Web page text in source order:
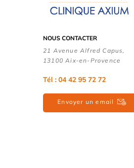
NOUS CONTACTER
21 Avenue Alfred Capus,
13100 Aix-en-Provence
Tél : 04 42 95 72 72
Envoyer un email